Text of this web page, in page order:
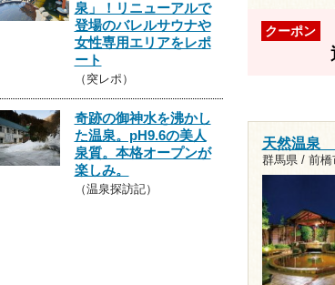
クーポン
天然温泉
群馬県 / 前橋
泉」！リニューアルで
登場のバレルサウナや
女性専用エリアをレポ
ート
（突レポ）
奇跡の御神水を沸かし
た温泉。pH9.6の美人
泉質。本格オープンが
楽しみ。
（温泉探訪記）